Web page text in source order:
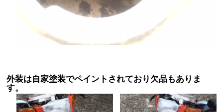
外装は自家塗装でペイントされており欠品もありま
す。